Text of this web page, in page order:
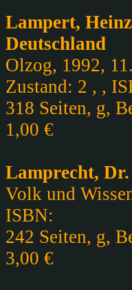
Lampert,
Deutschland
Olzog, 1992,
Zustand: 2 , ,
318 Seiten, g,
1,00 €
Lamprecht,
Volk und
ISBN:
242 Seiten, g,
3,00 €